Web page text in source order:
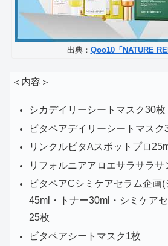
出典： Qoo10「NATURE
＜内容＞
シカデイリーシートマスク30枚
ビタペアデイリーシートマスク
リンクルビタAスポットプロ
リフォルニアアロエサラサラ
ビタペアCシミケアセラム企画(
45ml・トナー30ml・シミケア
25枚
ビタペアシートマスク1枚